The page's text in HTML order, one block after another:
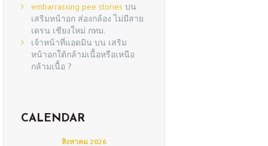
embarrassing pee stories บน
เสริมหน้าอก ส่องกล้อง ไม่มีสาย
เดรน เชียงใหม่ กทม.
เจ้าหน้าที่แอดมิน บน เสริม
หน้าอกใต้กล้ามเนื้อหรือเหนือ
กล้ามเนื้อ ?
CALENDAR
สิงหาคม 2026